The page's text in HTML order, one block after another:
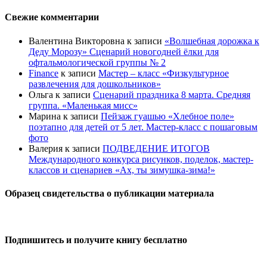
Свежие комментарии
Валентина Викторовна к записи «Волшебная дорожка к
Деду Морозу» Сценарий новогодней ёлки для
офтальмологической группы № 2
Finance к записи Мастер – класс «Физкультурное
развлечения для дошкольников»
Ольга к записи Сценарий праздника 8 марта. Средняя
группа. «Маленькая мисс»
Марина к записи Пейзаж гуашью «Хлебное поле»
поэтапно для детей от 5 лет. Мастер-класс с пошаговым
фото
Валерия к записи ПОДВЕДЕНИЕ ИТОГОВ
Международного конкурса рисунков, поделок, мастер-
классов и сценариев «Ах, ты зимушка-зима!»
Образец свидетельства о публикации материала
Подпишитесь и получите книгу бесплатно